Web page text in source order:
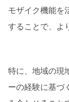
モザイク機能を
することで、よ
特に、地域の現
ーの経験に基づ